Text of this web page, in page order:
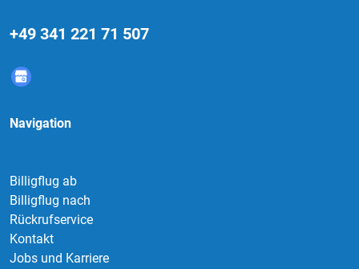
+49 341 221 71 507
Navigation
Billigflug ab
Billigflug nach
Rückrufservice
Kontakt
Jobs und Karriere